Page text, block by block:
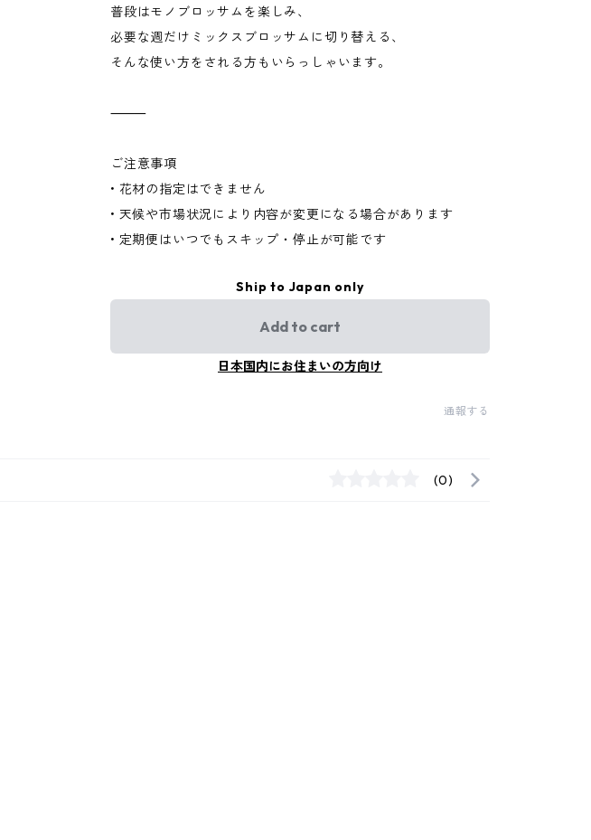
普段はモノブロッサムを楽しみ、
必要な週だけミックスブロッサムに切り替える、
そんな使い方をされる方もいらっしゃいます。
⸻
ご注意事項
• 花材の指定はできません
• 天候や市場状況により内容が変更になる場合があります
• 定期便はいつでもスキップ・停止が可能です
Ship to Japan only
Add to cart
日本国内にお住まいの方向け
通報する
(0)